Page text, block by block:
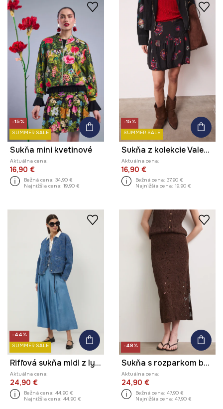
-15%
SUMMER SALE
Sukňa mini kvetinové
Aktuálna cena:
16,90 €
Bežná cena: 34,90 €
Najnižšia cena: 19,90 €
-15%
SUMMER SALE
Sukňa z kolekcie Valentine’s Day
Aktuálna cena:
16,90 €
Bežná cena: 37,90 €
Najnižšia cena: 19,90 €
-44%
SUMMER SALE
Rifľová sukňa midi z lyocellu
Aktuálna cena:
24,90 €
Bežná cena: 44,90 €
Najnižšia cena: 44,90 €
-48%
Sukňa s rozparkom bavlnená úpletová
Aktuálna cena:
24,90 €
Bežná cena: 47,90 €
Najnižšia cena: 47,90 €